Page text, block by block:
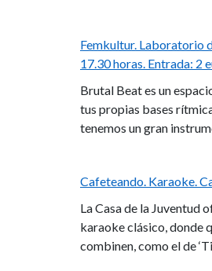
Femkultur. Laboratorio
17.30 horas. Entrada: 2
Brutal Beat es un
tus propias bases
tenemos un gran
Cafeteando. Karaoke.
La Casa de la Juventud
karaoke clásico, donde
combinen, como el de